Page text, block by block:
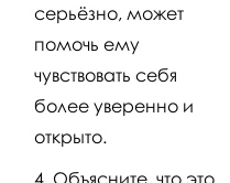
серьёзно, может
помочь ему
чувствовать себя
более уверенно и
открыто.
Объясните, что это